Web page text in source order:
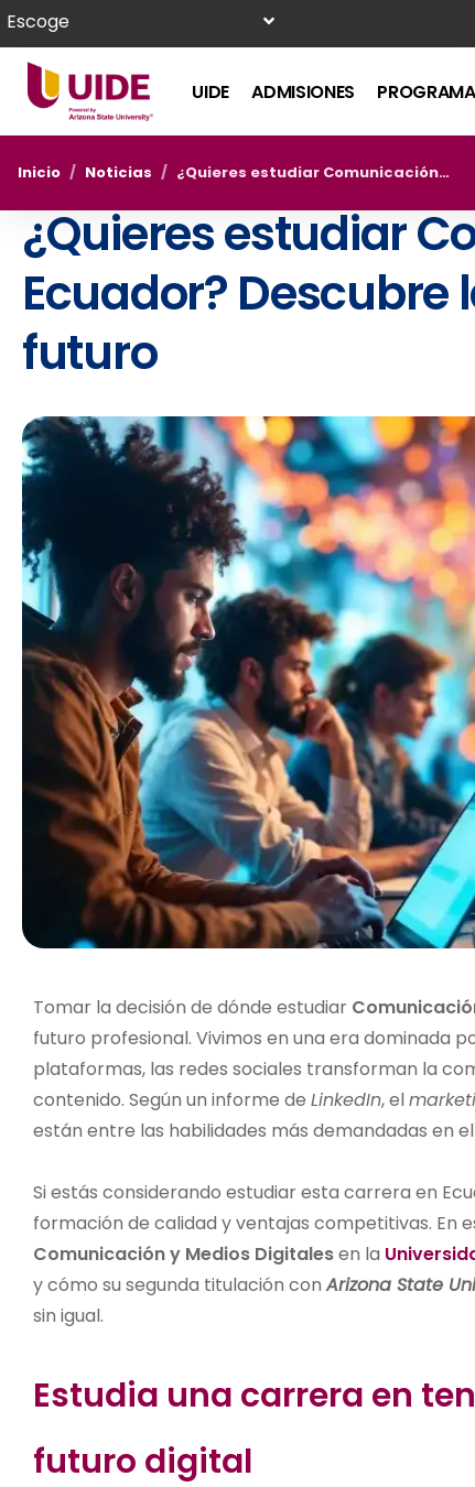
Escoge
UIDE ADMISIONES
Inicio / Noticias / ¿Quieres estudiar Comunicación Digital en Ecuador? Descubre la mejor opción para tu futuro
¿Quieres estudiar
Ecuador?
futuro
Tomar la decisión de dónde estudiar
futuro profesional. Vivimos en una era dominada
plataformas, las redes sociales transforman la
contenido. Según un informe de LinkedIn, el
están entre las habilidades más demandadas en
Si estás considerando estudiar esta carrera en
formación de calidad y ventajas competitivas. En
Comunicación y Medios Digitalesen la
y cómo su segunda titulación conArizona State
sin igual.
Estudia una carrera en
futuro digital